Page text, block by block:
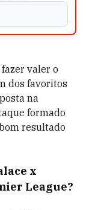
valer o
dos favoritos
na
formado
resultado
x
League?